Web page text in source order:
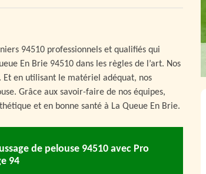
94510 professionnels et qualifiés qui
En Brie 94510 dans les règles de l’art. Nos
Et en utilisant le matériel adéquat, nos
Grâce aux savoir-faire de nos équipes,
et en bonne santé à La Queue En Brie.
de pelouse 94510 avec Pro
94